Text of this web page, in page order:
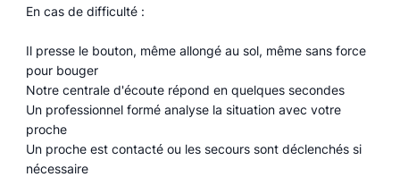
En cas de difficulté :
Il presse le bouton, même allongé au sol, même sans force
pour bouger
Notre centrale d'écoute répond en quelques secondes
Un professionnel formé analyse la situation avec votre
proche
Un proche est contacté ou les secours sont déclenchés si
nécessaire